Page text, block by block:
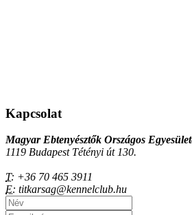
Kapcsolat
Magyar Ebtenyésztők Országos
1119 Budapest Tétényi út 130.
T: +36 70 465 3911
E: titkarsag@kennelclub.hu